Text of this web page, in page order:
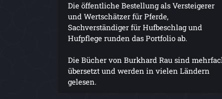
Die öffentliche Bestellung als Versteigerer
und Wertschätzer für Pferde,
Sachverständiger für Hufbeschlag und
Hufpflege runden das Portfolio ab.
Die Bücher von Burkhard Rau sind
übersetzt und werden in vielen Ländern
gelesen.